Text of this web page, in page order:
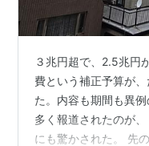
３兆円超で、2.5兆円
費という補正予算が
た。内容も期間も異
多く報道されたのが
にも驚かされた。 先